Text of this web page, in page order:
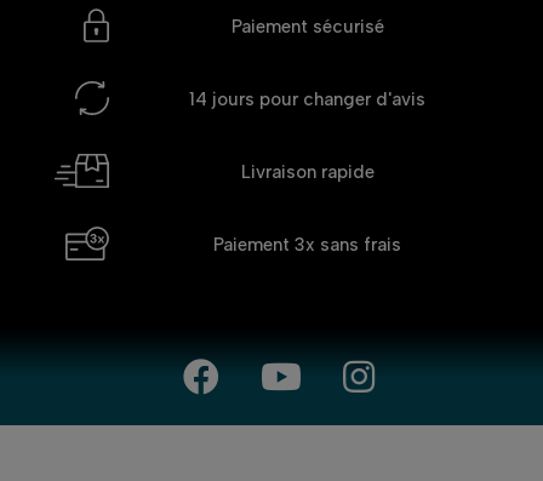
Paiement sécurisé
14 jours pour changer d'avis
Livraison rapide
Paiement 3x sans frais